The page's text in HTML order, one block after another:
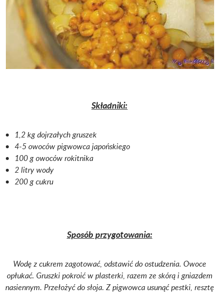
Składniki:
1,2 kg dojrzałych gruszek
4-5 owoców pigwowca japońskiego
100 g owoców rokitnika
2 litry wody
200 g cukru
Sposób przygotowania:
Wodę z cukrem zagotować, odstawić do ostudzenia. Owoce
opłukać. Gruszki pokroić w plasterki, razem ze skórą i gniazdem
nasiennym. Przełożyć do słoja.Z pigwowca usunąć pestki, resztę